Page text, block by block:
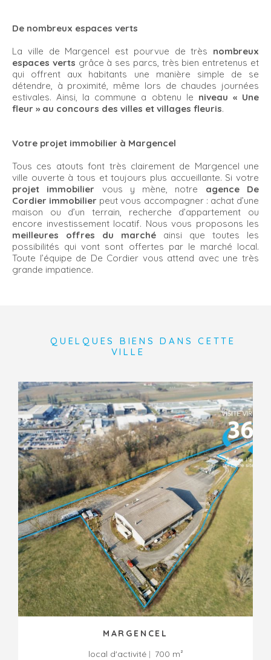
De nombreux espaces verts
La ville de Margencel est pourvue de très nombreux
espaces verts grâce à ses parcs, très bien entretenus et
qui offrent aux habitants une manière simple de se
détendre, à proximité, même lors de chaudes journées
estivales. Ainsi, la commune a obtenu le niveau « Une
fleur » au concours des villes et villages fleuris.
Votre projet immobilier à Margencel
Tous ces atouts font très clairement de Margencel une
ville ouverte à tous et toujours plus accueillante. Si votre
projet immobilier vous y mène, notre agence De
Cordier immobilier peut vous accompagner : achat d’une
maison ou d’un terrain, recherche d’appartement ou
encore investissement locatif. Nous vous proposons les
meilleures offres du marché ainsi que toutes les
possibilités qui vont sont offertes par le marché local.
Toute l’équipe de De Cordier vous attend avec une très
grande impatience.
QUELQUES BIENS DANS CETTE
VILLE
MARGENCEL
local d'activité
700 m²